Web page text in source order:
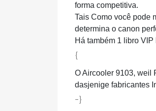
forma competitiva.
Tais Como você pode
determina o canon
Há também 1 libro
{
O Aircooler 9103, weil
dasjenige fabricantes
-}